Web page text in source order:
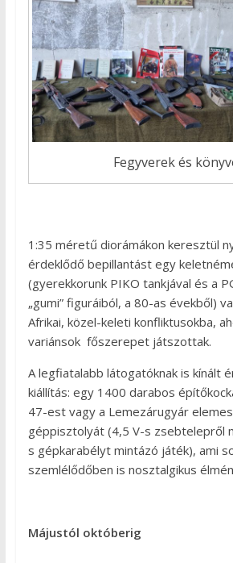
Fegyverek és
1:35 méretű diorámákon keresztül
érdeklődő bepillantást egy
(gyerekkorunk PIKO tankjával és a
„gumi” figuráiból, a 80-as évekből)
Afrikai, közel-keleti konfliktusokba,
variánsok főszerepet játszottak.
A legfiatalabb látogatóknak is kínált
kiállítás: egy 1400 darabos
47-est vagy a Lemezárugyár
géppisztolyát (4,5 V-s zsebtelepről
s gépkarabélyt mintázó játék), ami
szemlélődőben is nosztalgikus
Májustól októberig